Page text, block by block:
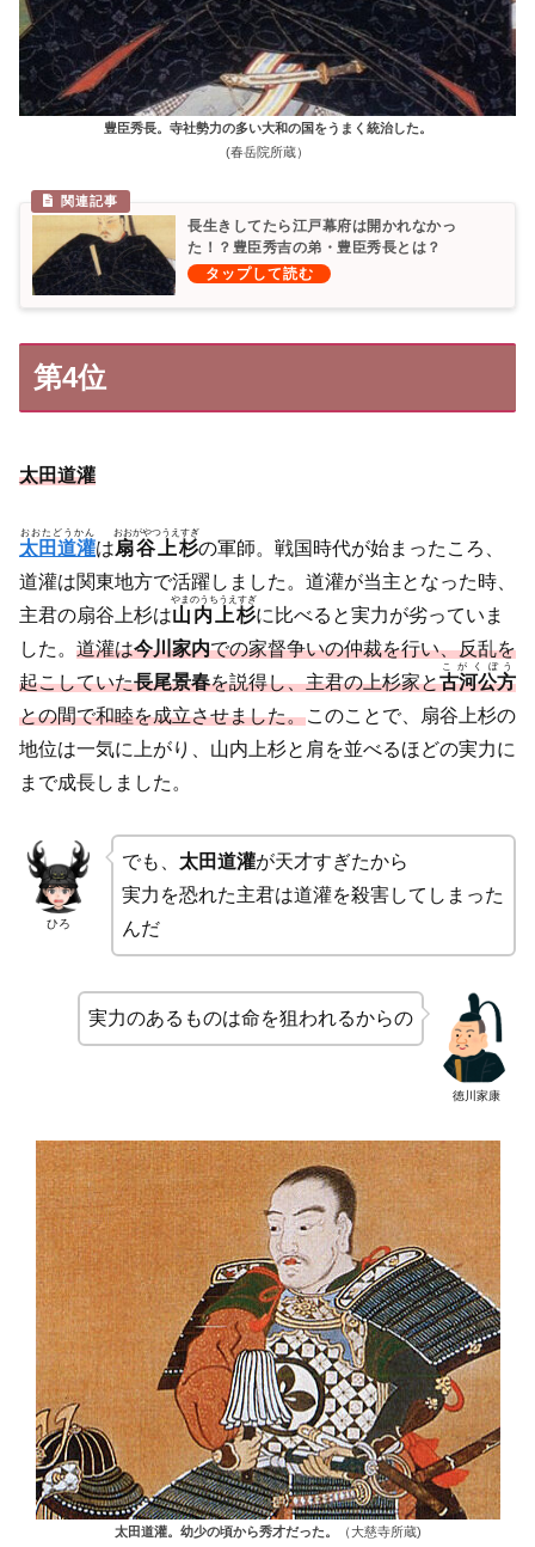
豊臣秀長。寺社勢力の多い大和の国をうまく統治した。
(春岳院所蔵）
長生きしてたら江戸幕府は開かれなかっ
た！？豊臣秀吉の弟・豊臣秀長とは？
第4位
太田道灌
太田道灌
おおたどうかん
は扇谷上杉
おおがやつうえすぎ
の軍師。戦国時代が始まったころ、
道灌は関東地方で活躍しました。道灌が当主となった時、
主君の扇谷上杉は山内上杉
やまのうちうえすぎ
に比べると実力が劣っていま
した。 道灌は今川家内での家督争いの仲裁を行い、反乱を
起こしていた長尾景春を説得し、主君の上杉家と古河公方
こがくぼう
との間で和睦を成立させました。このことで、扇谷上杉の
地位は一気に上がり、山内上杉と肩を並べるほどの実力に
まで成長しました。
ひろ
でも、 太田道灌が天才すぎたから
実力を恐れた主君は道灌を殺害してしまった
んだ
徳川家康
実力のあるものは命を狙われるからの
太田道灌。幼少の頃から秀才だった。 （大慈寺所蔵)